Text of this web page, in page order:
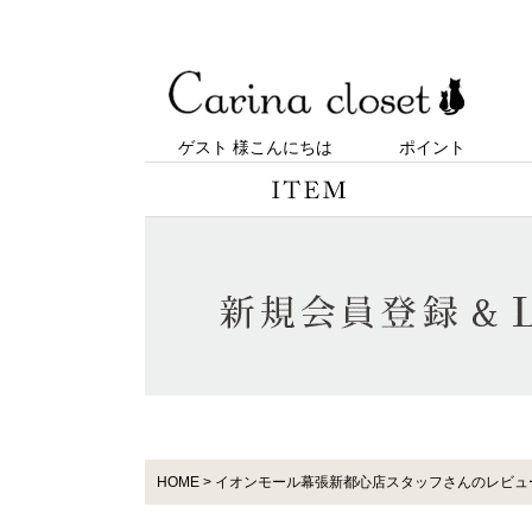
ゲスト 様こんにちは ポイント
HOME イオンモール幕張新都心店スタッフさんのレビュ